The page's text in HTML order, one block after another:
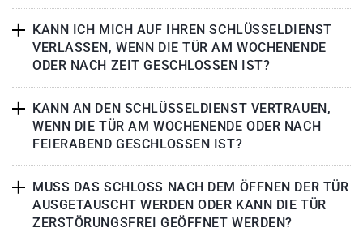
KANN ICH MICH AUF IHREN SCHLÜSSELDIENST
VERLASSEN, WENN DIE TÜR AM WOCHENENDE
ODER NACH ZEIT GESCHLOSSEN IST?
KANN AN DEN SCHLÜSSELDIENST VERTRAUEN,
WENN DIE TÜR AM WOCHENENDE ODER NACH
FEIERABEND GESCHLOSSEN IST?
MUSS DAS SCHLOSS NACH DEM ÖFFNEN DER TÜR
AUSGETAUSCHT WERDEN ODER KANN DIE TÜR
ZERSTÖRUNGSFREI GEÖFFNET WERDEN?